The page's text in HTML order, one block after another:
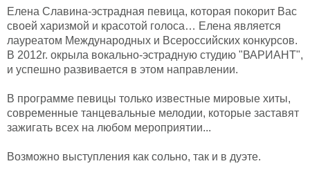
Елена Славина-эстрадная певица, которая покорит Вас
своей харизмой и красотой голоса… Елена является
лауреатом Международных и Всероссийских конкурсов.
В 2012г. окрыла вокально-эстрадную студию "ВАРИАНТ",
и успешно развивается в этом направлении.
В программе певицы только известные мировые хиты,
современные танцевальные мелодии, которые заставят
зажигать всех на любом мероприятии...
Возможно выступления как сольно, так и в дуэте.